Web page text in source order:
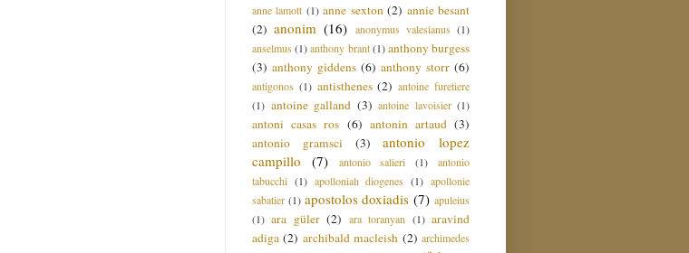
anne lamott (1) anne sexton (2) annie besant
(2) anonim (16) anonymus valesianus (1)
anselmus (1) anthony brant (1) anthony burgess
(3) anthony giddens (6) anthony storr (6)
antigonos (1) antisthenes (2) antoine furetiere
(1) antoine galland (3) antoine lavoisier (1)
antoni casas ros (6) antonin artaud (3)
antonio gramsci
(3)
antonio lopez
campillo
(7) antonio salieri (1)
antonio
tabucchi (1) apollonialı diogenes (1) apollonie
sabatier (1) apostolos doxiadis (7) apuleius
(1) ara güler (2) ara toranyan (1) aravind
adiga (2) archibald macleish (2) archimedes